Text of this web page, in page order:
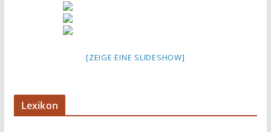
[ZEIGE EINE SLIDESHOW]
Lexikon